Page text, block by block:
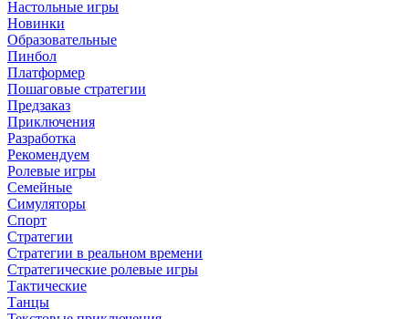
Настольные игры
Новинки
Образовательные
Пинбол
Платформер
Пошаговые стратегии
Предзаказ
Приключения
Разработка
Рекомендуем
Ролевые игры
Семейные
Симуляторы
Спорт
Стратегии
Стратегии в реальном времени
Стратегические ролевые игры
Тактические
Танцы